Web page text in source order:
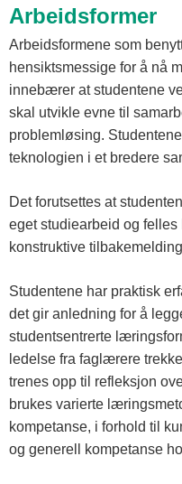
Arbeidsformer
Arbeidsformene som
hensiktsmessige for å nå
innebærer at studentene
skal utvikle evne til
problemløsing.
teknologien i et bredere
Det forutsettes at
eget studiearbeid og
konstruktive
Studentene har praktisk
det gir anledning for å
studentsentrerte
ledelse fra faglærere
trenes opp til refleksjon
brukes varierte
kompetanse, i forhold til
og generell kompetanse